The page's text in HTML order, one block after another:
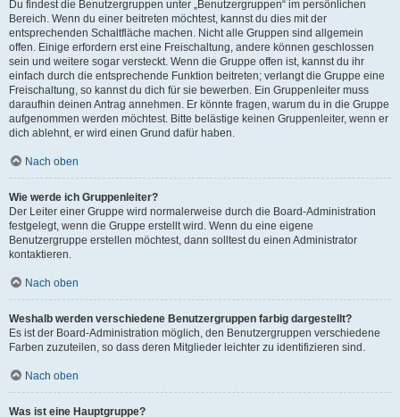
Du findest die Benutzergruppen unter „Benutzergruppen“ im persönlichen
Bereich. Wenn du einer beitreten möchtest, kannst du dies mit der
entsprechenden Schaltfläche machen. Nicht alle Gruppen sind allgemein
offen. Einige erfordern erst eine Freischaltung, andere können geschlossen
sein und weitere sogar versteckt. Wenn die Gruppe offen ist, kannst du ihr
einfach durch die entsprechende Funktion beitreten; verlangt die Gruppe eine
Freischaltung, so kannst du dich für sie bewerben. Ein Gruppenleiter muss
daraufhin deinen Antrag annehmen. Er könnte fragen, warum du in die Gruppe
aufgenommen werden möchtest. Bitte belästige keinen Gruppenleiter, wenn er
dich ablehnt, er wird einen Grund dafür haben.
Nach oben
Wie werde ich Gruppenleiter?
Der Leiter einer Gruppe wird normalerweise durch die Board-Administration
festgelegt, wenn die Gruppe erstellt wird. Wenn du eine eigene
Benutzergruppe erstellen möchtest, dann solltest du einen Administrator
kontaktieren.
Nach oben
Weshalb werden verschiedene Benutzergruppen farbig dargestellt?
Es ist der Board-Administration möglich, den Benutzergruppen verschiedene
Farben zuzuteilen, so dass deren Mitglieder leichter zu identifizieren sind.
Nach oben
Was ist eine Hauptgruppe?